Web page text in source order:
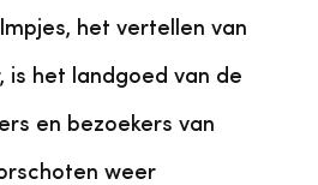
het vertellen van
is het landgoed van de
en bezoekers van
weer